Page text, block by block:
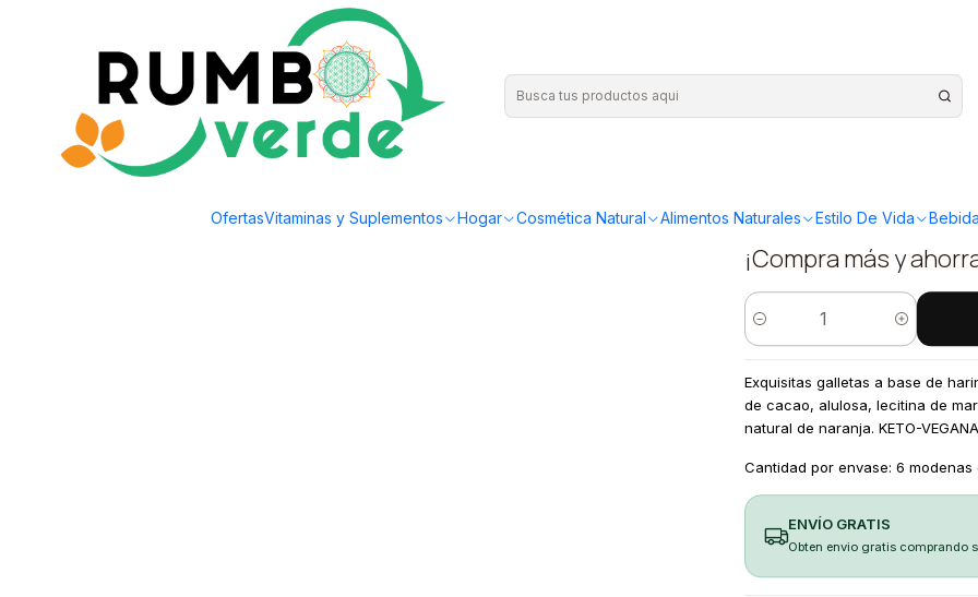
OfertasVitaminas y Suplementos Hogar Cosmética Natural Alimentos Naturales Estilo De Vida
Envío gratis por compras sobre los 59.990 en la provincia de Santiago
Alimentos Naturales Snacks Saludables KetoFree - MoroKeto más Proteina 54gr
Proteina
¡Compra más y
Cantidad
Exquisitas galletas a base de
de cacao, alulosa, lecitina de
natural de naranja. KETO-
Cantidad por envase: 6 modenas
ENVÍO GRATIS
Obten envio gratis comprando